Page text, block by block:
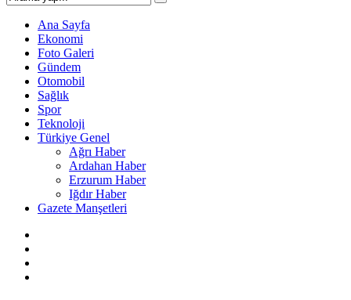
Ana Sayfa
Ekonomi
Foto Galeri
Gündem
Otomobil
Sağlık
Spor
Teknoloji
Türkiye Genel
Ağrı Haber
Ardahan Haber
Erzurum Haber
Iğdır Haber
Gazete Manşetleri